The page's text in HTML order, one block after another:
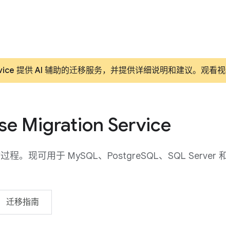
提供 AI 辅助的迁移服务，并提供详细说明和建议。观看视
Migration Service
程。现可用于 MySQL、PostgreSQL、SQL Server 和
迁移指南